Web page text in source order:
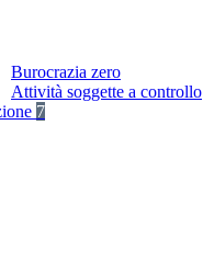
Burocrazia zero
Attività soggette a controllo
7